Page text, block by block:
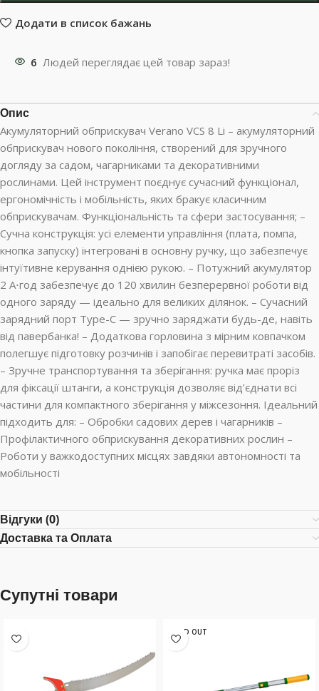
Додати в список бажань
6 Людей переглядає цей товар зараз!
Опис
Акумуляторний обприскувач Verano VCS 8 Li – акумуляторний
обприскувач нового покоління, створений для зручного
догляду за садом, чагарниками та декоративними
рослинами. Цей інструмент поєднує сучасний функціонал,
ергономічність і мобільність, яких бракує класичним
обприскувачам. Функціональність та сфери застосування; –
Сучна конструкція: усі елементи управління (плата, помпа,
кнопка запуску) інтегровані в основну ручку, що забезпечує
інтуїтивне керування однією рукою. – Потужний акумулятор
2 А⋅год забезпечує до 120 хвилин безперервної роботи від
одного заряду — ідеально для великих ділянок. – Сучасний
зарядний порт Type-C — зручно заряджати будь-де, навіть
від павербанка! – Додаткова горловина з мірним ковпачком
полегшує підготовку розчинів і запобігає перевитраті засобів.
– Зручне транспортування та зберігання: ручка має проріз
для фіксації штанги, а конструкція дозволяє від’єднати всі
частини для компактного зберігання у міжсезоння. Ідеальний
підходить для: – Обробки садових дерев і чагарників –
Профілактичного обприскування декоративних рослин –
Роботи у важкодоступних місцях завдяки автономності та
мобільності
Відгуки (0)
Доставка та Оплата
Супутні товари
SOLD OUT